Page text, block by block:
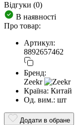
Відгуки (0)
В наявності
Про товар:
Артикул:
8892657462
Бренд:
Zeekr
Країна: Китай
Од. вим.: шт
Додати в обране